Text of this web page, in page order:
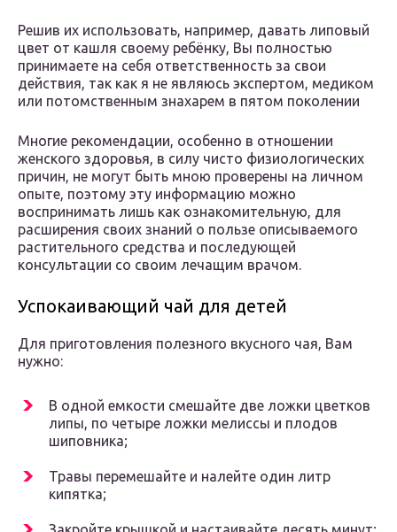
Решив их использовать, например, давать липовый
цвет от кашля своему ребёнку, Вы полностью
принимаете на себя ответственность за свои
действия, так как я не являюсь экспертом, медиком
или потомственным знахарем в пятом поколении
Многие рекомендации, особенно в отношении
женского здоровья, в силу чисто физиологических
причин, не могут быть мною проверены на личном
опыте, поэтому эту информацию можно
воспринимать лишь как ознакомительную, для
расширения своих знаний о пользе описываемого
растительного средства и последующей
консультации со своим лечащим врачом.
Успокаивающий чай для детей
Для приготовления полезного вкусного чая, Вам
нужно:
В одной емкости смешайте две ложки цветков
липы, по четыре ложки мелиссы и плодов
шиповника;
Травы перемешайте и налейте один литр
кипятка;